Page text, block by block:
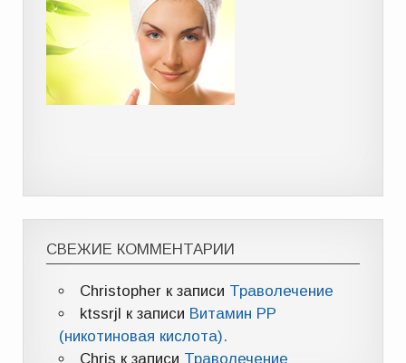
СВЕЖИЕ КОММЕНТАРИИ
Christopherк записи Траволечение
ktssrjl к записи Витамин РР
(никотиновая кислота).
Chris к записи Траволечение